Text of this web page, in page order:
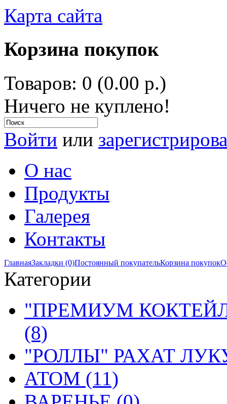
Карта сайта
Корзина покупок
Товаров: 0 (0.00 р.)
Ничего не куплено!
Войти или
О нас
Продукты
Галерея
Контакты
ГлавнаяЗакладки (0)Постоянный покупательКорзина покупок
Категории
"ПРЕМИУМ
(8)
"РОЛЛЫ" РАХАТ
АТОМ (11)